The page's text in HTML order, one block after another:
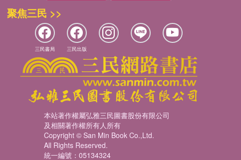
聚焦三民 >>
三民書局 三民出版
本站著作權屬弘雅三民圖書股份有限公司
及相關著作權所有人所有
Copyright © San Min Book Co.,Ltd.
All Rights Reserved.
統一編號：05134324